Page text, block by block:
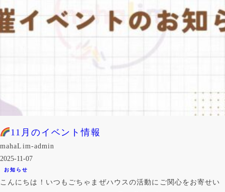
11月のイベント情報
mahaLim-admin
2025-11-07
お知らせ
こんにちは！いつもごちゃまぜハウスの活動にご関心をお寄せい